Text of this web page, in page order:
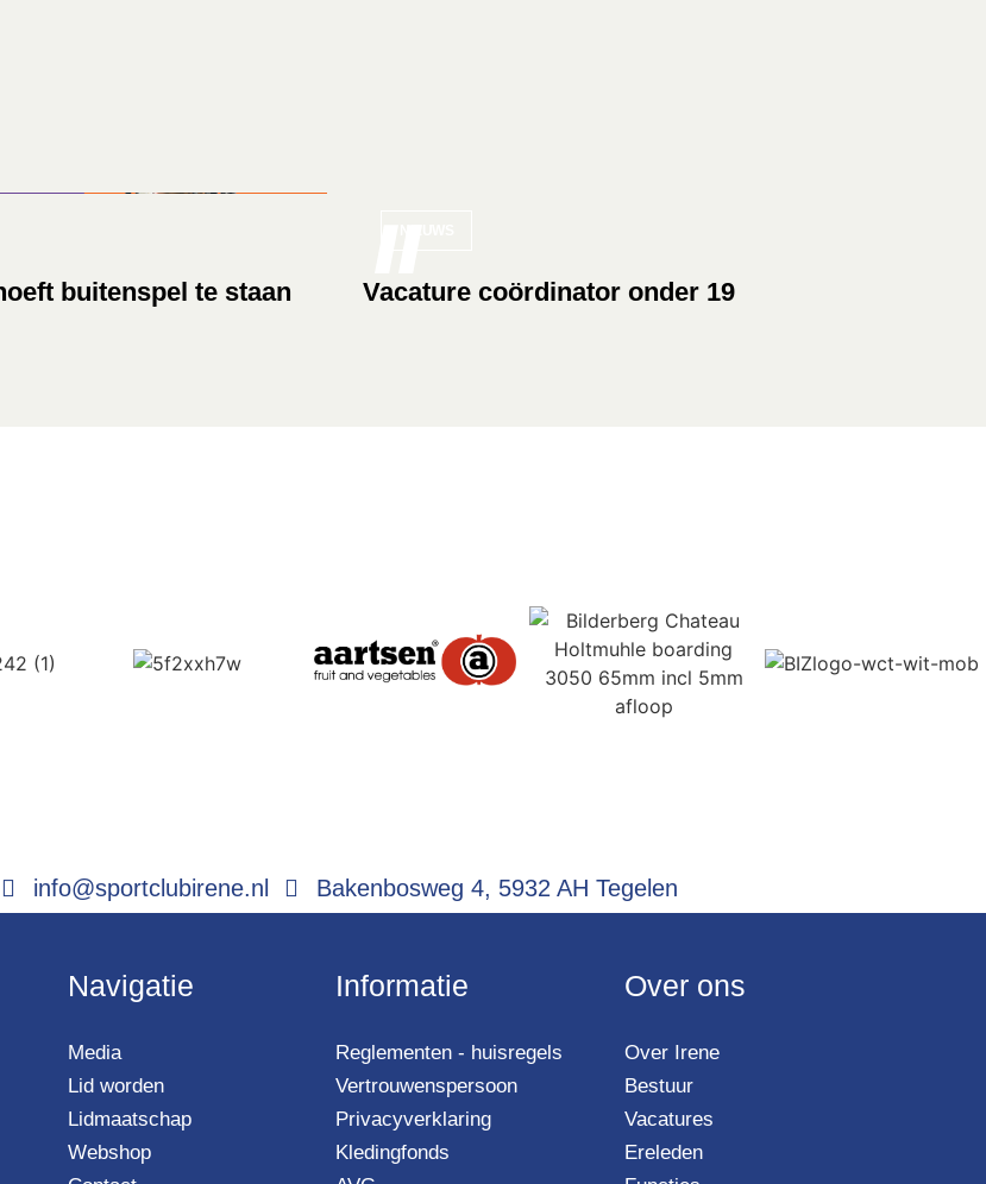
buitenspel te staan Vacature coördinator onder 19
info@sportclubirene.nl Bakenbosweg 4, 5932 AH Tegelen
Navigatie
Media
Lid worden
Lidmaatschap
Webshop
Informatie
Reglementen - huisregels
Vertrouwenspersoon
Privacyverklaring
Kledingfonds
Over ons
Over Irene
Bestuur
Vacatures
Ereleden